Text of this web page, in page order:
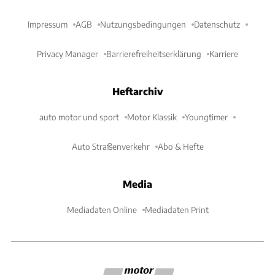
Impressum AGB Nutzungsbedingungen Datenschutz
Privacy Manager Barrierefreiheitserklärung Karriere
Heftarchiv
auto motor und sport Motor Klassik Youngtimer
Auto Straßenverkehr Abo & Hefte
Media
Mediadaten Online Mediadaten Print